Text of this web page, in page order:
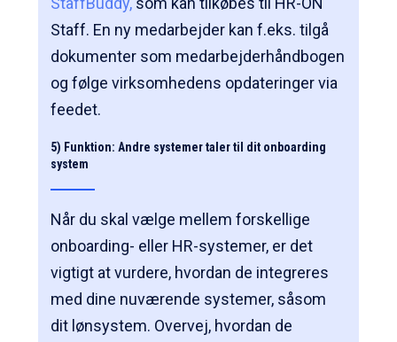
Staff. En ny medarbejder kan f.eks. tilgå
dokumenter som medarbejderhåndbogen
og følge virksomhedens opdateringer via
feedet.
5) Funktion: Andre systemer taler til dit onboarding
system
Når du skal vælge mellem forskellige
onboarding- eller HR-systemer, er det
vigtigt at vurdere, hvordan de integreres
med dine nuværende systemer, såsom
dit lønsystem. Overvej, hvordan de